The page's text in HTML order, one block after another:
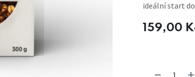
ideální start
159,00